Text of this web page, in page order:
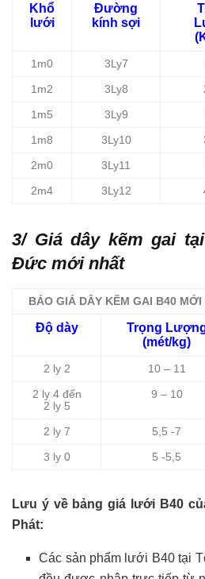
Khổ
lưới
Đường
kính sợi
1m0 3Ly7
1m2 3Ly8
1m5 3Ly9
1m8 3Ly10
2m0 3Ly11
2m4 3Ly12
3/ Giá dây kẽm gai
Đức mới nhất
BÁO GIÁ DÂY KẼM GAI B40 MỚI
Độ dày
Trọng
(mét/kg)
2 ly 2 10 – 11
2 ly 4 đến
2 ly 5
9 – 10
2 ly 7 5,5 -7
3 ly 0 5 -5,5
Lưu ý về bảng giá lưới B40
Phát:
Các sản phẩm lưới B40 tại